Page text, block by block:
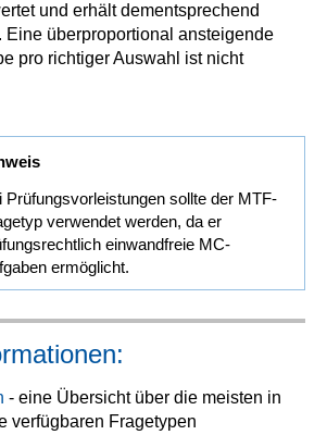
und erhält dementsprechend
Eine überproportional ansteigende
pro richtiger Auswahl ist nicht
Prüfungsvorleistungen sollte der MTF-
verwendet werden, da er
einwandfreie MC-
ermöglicht.
- eine Übersicht über die meisten in
verfügbaren Fragetypen